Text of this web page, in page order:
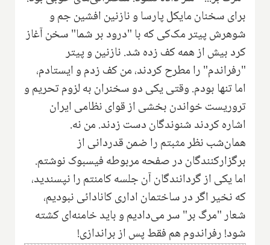
برای سخنان مایکل پارسا و نازنین افشین جم و
شوهرش پیتر مک‌کی که با "درود بر شما" سخن آغاز
کرد بیش از همه کف زده شد. نازنین و پیتر
"رفراندم" را مطرح کردند، من کف زدم و ایستادم،
اما تنها بودم. وقتی یکی دو سخنران به لزوم تحریم و
تروریست خواندن بخشی از قوای نظامی ایران
اشاره کردند شنوندگان دست زدند. من نه.
همان‌شب نظر مثبتم را ضمن قدردانی از
برگزارکنندگان در صفحه مربوطه فیسبوک نوشتم.
اما یکی از گردانندگان آن جلسه کامنتم را نپسندید،
که نخیر اگر در ساختمان اداری کانادائی نبودیم،
شعار "مرگ بر" سر می‌دادیم و باید خامنه‌ای کشته
شود! رفراندوم هم فقط پس از براندازی!